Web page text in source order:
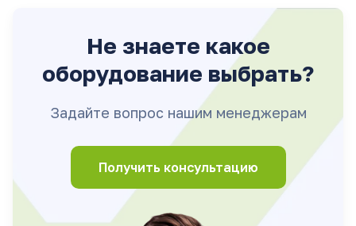
Не знаете какое
оборудование выбрать?
Задайте вопрос нашим менеджерам
Получить консультацию